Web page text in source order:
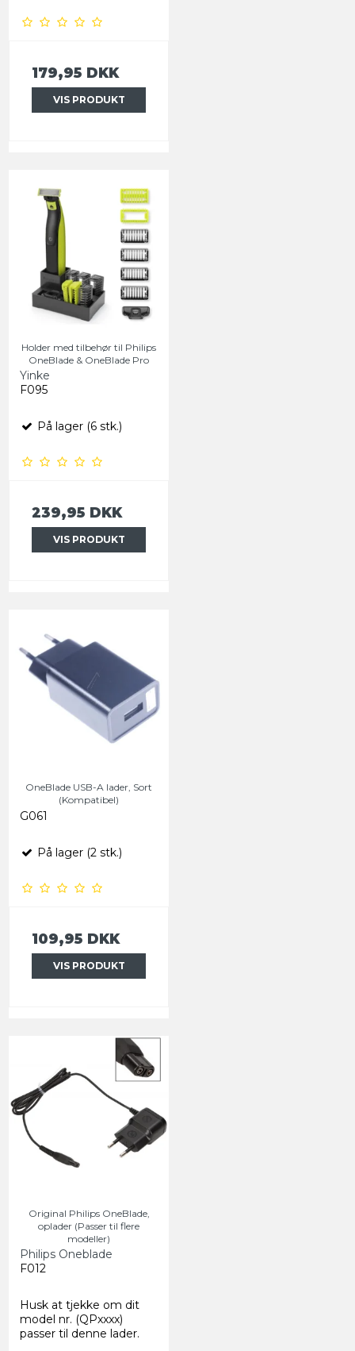
179,95 DKK
VIS PRODUKT
Holder med tilbehør til Philips
OneBlade & OneBlade Pro
Yinke
F095
På lager (6 stk.)
239,95 DKK
VIS PRODUKT
OneBlade USB-A lader, Sort
(Kompatibel)
G061
På lager (2 stk.)
109,95 DKK
VIS PRODUKT
Original Philips OneBlade,
oplader (Passer til flere
modeller)
Philips Oneblade
F012
Husk at tjekke om dit
model nr. (QPxxxx)
passer til denne lader.